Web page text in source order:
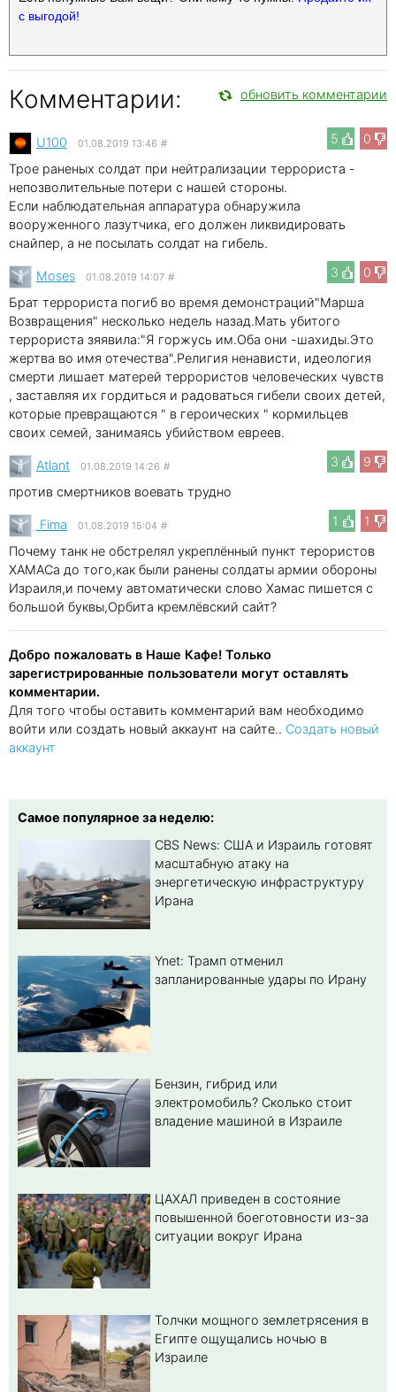
с выгодой!
Комментарии: обновить комментарии
5 0
U100 01.08.2019 13:46 #
Трое раненых солдат при нейтрализации террориста -
непозволительные потери с нашей стороны.
Если наблюдательная аппаратура обнаружила
вооруженного лазутчика, его должен ликвидировать
снайпер, а не посылать солдат на гибель.
3
0
Moses 01.08.2019 14:07 #
Брат террориста погиб во время демонстраций"Марша
Возвращения" несколько недель назад.Мать убитого
террориста зяявила:"Я горжусь им.Оба они -шахиды.Это
жертва во имя отечества".Религия ненависти, идеология
смерти лишает матерей террористов человеческих чувств
, заставляя их гордиться и радоваться гибели своих детей,
которые превращаются " в героических " кормильцев
своих семей, занимаясь убийством евреев.
3
9
Atlant 01.08.2019 14:26 #
против смертников воевать трудно
1
1
Fima 01.08.2019 15:04 #
Почему танк не обстрелял укреплённый пункт терористов
ХАМАСа до того,как были ранены солдаты армии обороны
Израиля,и почему автоматически слово Хамас пишется с
большой буквы,Орбита кремлёвский сайт?
Добро пожаловать в Наше Кафе! Только
зарегистрированные пользователи могут оставлять
комментарии.
Для того чтобы оставить комментарий вам необходимо
войти или создать новый аккаунт на сайте.. Создать новый
аккаунт
Самое популярное за неделю:
CBS News: США и Израиль готовят
масштабную атаку на
энергетическую инфраструктуру
Ирана
Ynet: Трамп отменил
запланированные удары по Ирану
Бензин, гибрид или
электромобиль? Cколько стоит
владение машиной в Израиле
ЦАХАЛ приведен в состояние
повышенной боеготовности из-за
ситуации вокруг Ирана
Толчки мощного землетрясения в
Египте ощущались ночью в
Израиле